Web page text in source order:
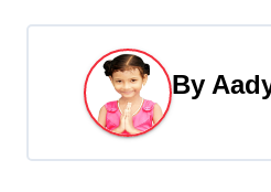
n
i
By